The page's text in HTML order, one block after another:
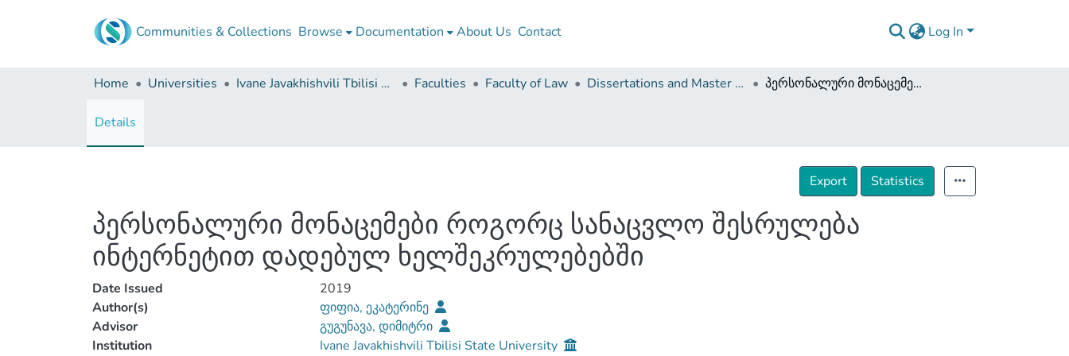
Communities & Collections Browse Documentation About Us Contact Log In
Home Universities Ivane Javakhishvili Tbilisi State University Faculties Faculty of Law Dissertations and Master Theses პერსონალური მონაცემები როგორც სანაცვლო შესრულება ინტერნეტით დადებულ ხელშეკრულებებში
Details
Export Statistics
პერსონალური მონაცემები როგორც სანაცვლო შესრულება
ინტერნეტით დადებულ ხელშეკრულებებში
Date Issued
2019
Author(s)
ფიფია, ეკატერინე
Advisor
გუგუნავა, დიმიტრი
Institution
Ivane Javakhishvili Tbilisi State University